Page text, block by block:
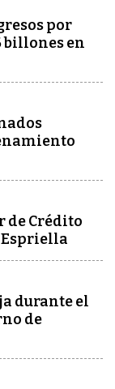
por
billones en
de Crédito
Espriella
durante el
de